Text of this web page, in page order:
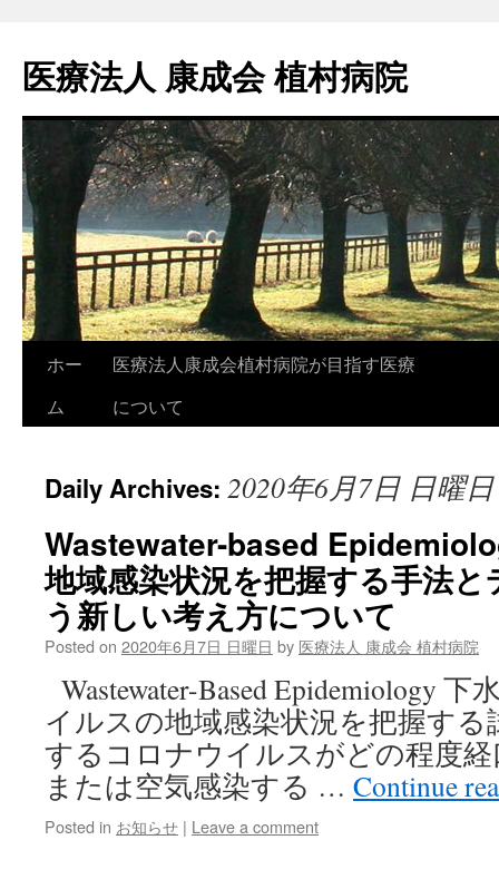
医療法人 康成会 植村病院
Skip
ホー
ム
医療法人康成会植村病院が目指す医療
について
Daily Archives: 2020年6月7日 日曜日
Wastewater-based
地域感染状況を把握する手法
う新しい考え方について
Posted on 2020年6月7日 日曜日 by 医療法人 康成会 植村病院
Wastewater-Based Epidemiology
イルスの地域感染状況を把握す
するコロナウイルスがどの程度
または空気感染する … Continue
Posted in お知らせ | Leave a comment